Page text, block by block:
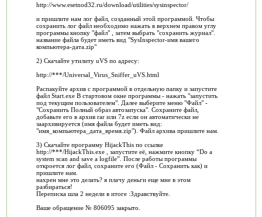
http://www.esetnod32.ru/download/utilities/sysinspector/
и пришлите нам лог файл, созданный этой программой. Чтобы
сохранить лог файл необходимо нажать в верхнем правом углу
программы кнопку "файл" , затем выбрать "сохранить журнал".
название файла будет иметь вид "SysInspector-имя вашего
компьютера-дата.zip"
2) Скачайте утилиту uVS по адресу:
http://***/Universal_Virus_Sniffer_uVS.html
Распакуйте архив с программой в отдельную папку и запустите
файл Start.exe В стартовом окне программы - нажать "запустить
под текущим пользователем". Далее выберите меню "Файл" -
"Сохранить Полный образ автозапуска". Сохраните файл,
добавьте его в архив rar или 7z если он автоматически не
заархивируется (имя файла будет иметь вид:
"имя_компьютера_дата_время.zip"). Файл архива пришлите нам.
3) Скачайте программу HijackThis по ссылке
http://***/HijackThis.exe , запустите её, нажмите кнопку “Do a
system scan and save a logfile”. После работы программы
откроется лог файл, сохраните его (Файл - Сохранить как) и
пришлите нам.
нахрен мне это делать? я плачу деньги еще мне в этом
разбираться!
Переписка шла 2 недели в итоге :Здравствуйте.
Ваше обращение № 806095 закрыто.